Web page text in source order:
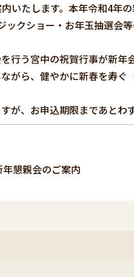
いたします。本年令和4年
クショー・お年玉抽選会
う宮中の祝賀行事が新年
がら、健やかに新春を寿ぐ
が、お申込期限まであとわ
懇親会のご案内